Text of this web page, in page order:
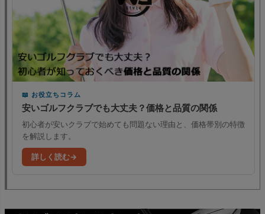
お役立ちコラム
安いゴルフクラブでも大丈夫？価格と品質の関係
初心者が安いクラブで始めても問題ない理由と、価格帯別の特徴
を解説します。
詳しく読む